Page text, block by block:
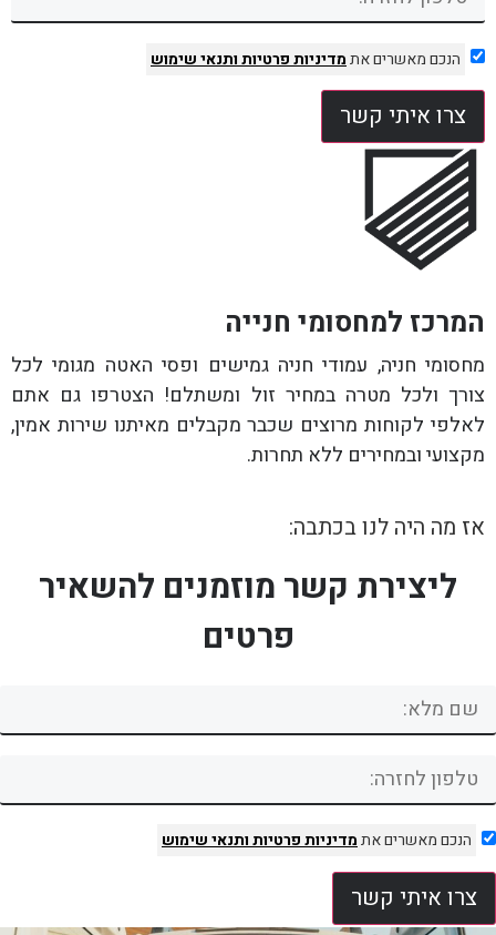
הנכם מאשרים אתמדיניות פרטיותותנאי שימוש
צרו איתי קשר
המרכז למחסומי חנייה
מחסומי חניה, עמודי חניה גמישים ופסי האטה מגומי לכל
צורך ולכל מטרה במחיר זול ומשתלם! הצטרפו גם אתם
לאלפי לקוחות מרוצים שכבר מקבלים מאיתנו שירות אמין,
מקצועי ובמחירים ללא תחרות.
אז מה היה לנו בכתבה:
ליצירת קשר מוזמנים להשאיר
פרטים
הנכם מאשרים אתמדיניות פרטיותותנאי שימוש
צרו איתי קשר